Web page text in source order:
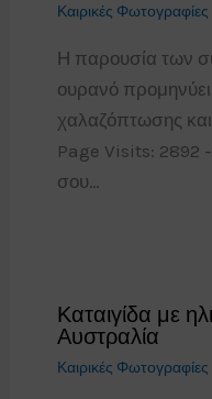
Καιρικές Φωτογραφίες
Η παρουσία των
ουρανό προμηνύει
χαλαζόπτωσης
Page Visits: 2892
σου…
Καταιγίδα με
Αυστραλία
Καιρικές Φωτογραφίες